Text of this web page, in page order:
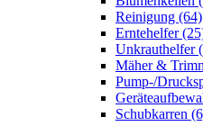
Reinigung (64)
Erntehelfer
Unkrauthelfer
Mäher &
Pump-/
Schubkarren